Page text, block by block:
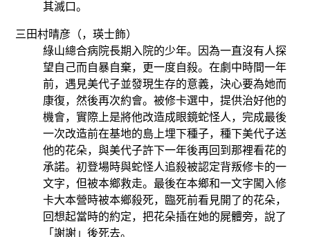
其滅口。
三田村晴彦（，瑛士飾）
綠山總合病院長期入院的少年。因為一直沒有人探
望自己而自暴自棄，更一度自殺。在劇中時間一年
前，遇見美代子並發現生存的意義，決心要為她而
康復，然後再次約會。被修卡選中，提供治好他的
機會，實際上是將他改造成眼鏡蛇怪人，完成最後
一次改造前在基地的島上埋下種子，種下美代子送
他的花朵，與美代子許下一年後再回到那裡看花的
承諾。初登場時與蛇怪人追殺被認定背叛修卡的一
文字，但被本鄉救走。最後在本鄉和一文字闖入修
卡大本營時被本鄉殺死，臨死前看見開了的花朵，
回想起當時的約定，把花朵插在她的屍體旁，說了
「謝謝」後死去。